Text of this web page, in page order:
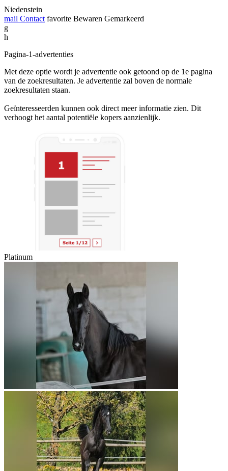
Niedenstein
mail Contact favorite Bewaren Gemarkeerd
g
h
Pagina-1-advertenties
Met deze optie wordt je advertentie ook getoond op de 1e pagina
van de zoekresultaten. Je advertentie zal boven de normale
zoekresultaten staan.
Geïnteresseerden kunnen ook direct meer informatie zien. Dit
verhoogt het aantal potentiële kopers aanzienlijk.
Platinum